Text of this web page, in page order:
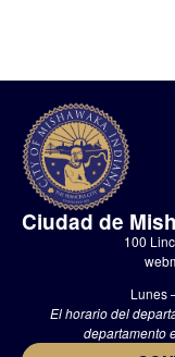
Ciudad de
100
Lunes
El horario del
departamento